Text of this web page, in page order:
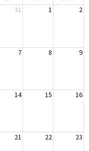
31 1 2
7 8 9
14 15 16
21 22 23